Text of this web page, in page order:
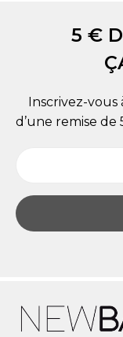
5 €
Inscrivez-
d’une remise